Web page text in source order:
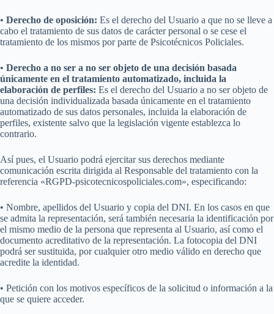
• Derecho de oposición: Es el derecho del Usuario a que no se lleve a
cabo el tratamiento de sus datos de carácter personal o se cese el
tratamiento de los mismos por parte de Psicotécnicos Policiales.
• Derecho a no ser a no ser objeto de una decisión basada
únicamente en el tratamiento automatizado, incluida la
elaboración de perfiles: Es el derecho del Usuario a no ser objeto de
una decisión individualizada basada únicamente en el tratamiento
automatizado de sus datos personales, incluida la elaboración de
perfiles, existente salvo que la legislación vigente establezca lo
contrario.
Así pues, el Usuario podrá ejercitar sus derechos mediante
comunicación escrita dirigida al Responsable del tratamiento con la
referencia «RGPD-psicotecnicospoliciales.com», especificando:
• Nombre, apellidos del Usuario y copia del DNI. En los casos en que
se admita la representación, será también necesaria la identificación por
el mismo medio de la persona que representa al Usuario, así como el
documento acreditativo de la representación. La fotocopia del DNI
podrá ser sustituida, por cualquier otro medio válido en derecho que
acredite la identidad.
• Petición con los motivos específicos de la solicitud o información a la
que se quiere acceder.